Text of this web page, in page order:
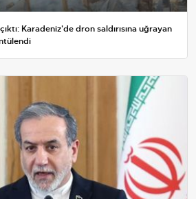
Karadeniz'de dron saldırısına uğrayan